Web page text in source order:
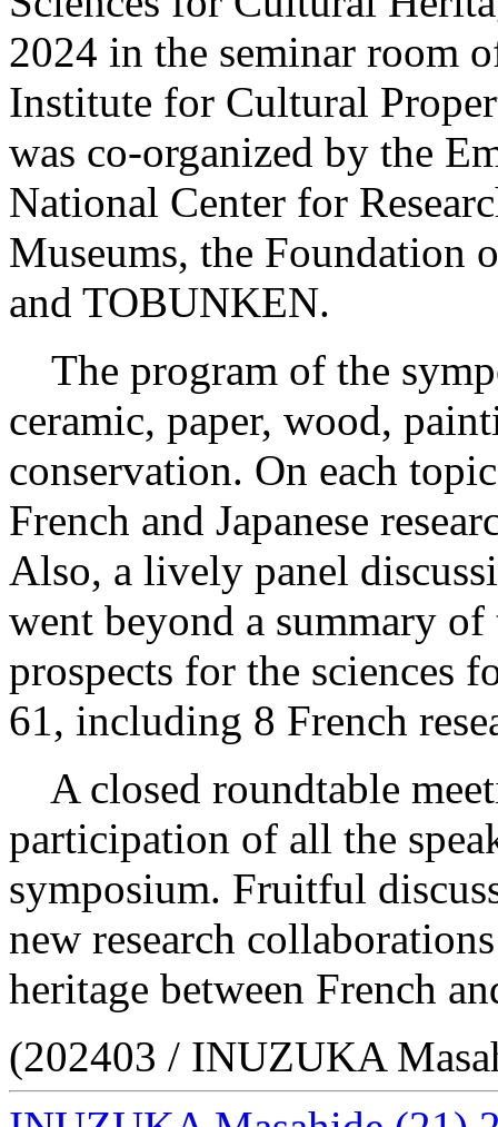
2024 in the seminar room
Institute for Cultural
was co-organized by the
National Center for
Museums, the Foundation
and TOBUNKEN.
The program of the
ceramic, paper, wood,
conservation. On each
French and Japanese
Also, a lively panel
went beyond a summary
prospects for the sciences
61, including 8 French
A closed roundtable
participation of all the
symposium. Fruitful
new research
heritage between French
(202403 / INUZUKA